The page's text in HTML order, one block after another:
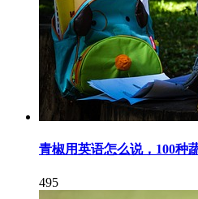
青椒用英语怎么说，100种
495